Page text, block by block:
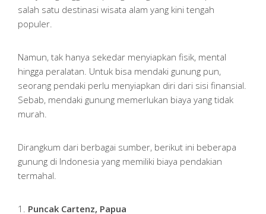
salah satu destinasi wisata alam yang kini tengah
populer.
Namun, tak hanya sekedar menyiapkan fisik, mental
hingga peralatan. Untuk bisa mendaki gunung pun,
seorang pendaki perlu menyiapkan diri dari sisi finansial.
Sebab, mendaki gunung memerlukan biaya yang tidak
murah.
Dirangkum dari berbagai sumber, berikut ini beberapa
gunung di Indonesia yang memiliki biaya pendakian
termahal.
1. Puncak Cartenz, Papua